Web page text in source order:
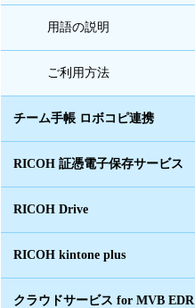
用語の説明
ご利用方法
チーム手帳 ロボコピ連携
RICOH 証憑電子保存サービス
RICOH Drive
RICOH kintone plus
クラウドサービス for MVB EDR